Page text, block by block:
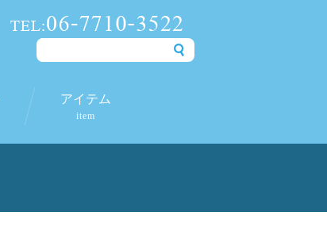
アイテム
item